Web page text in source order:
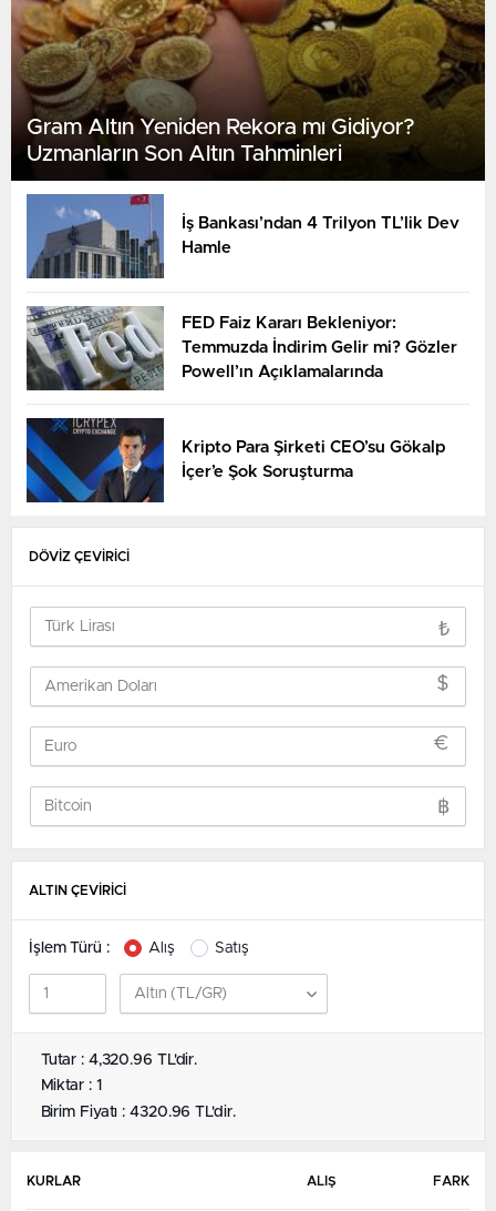
Gram Altın Yeniden Rekora mı Gidiyor?
Uzmanların Son Altın Tahminleri
İş Bankası’ndan 4 Trilyon TL’lik Dev
Hamle
FED Faiz Kararı Bekleniyor:
Temmuzda İndirim Gelir mi? Gözler
Powell’ın Açıklamalarında
Kripto Para Şirketi CEO’su Gökalp
İçer’e Şok Soruşturma
DÖVİZ ÇEVİRİCİ
₺
$
€
฿
ALTIN ÇEVİRİCİ
İşlem Türü : Alış Satış
Tutar : 4,320.96 TL'dir.
Miktar : 1
Birim Fiyatı : 4320.96 TL'dir.
KURLAR ALIŞ FARK